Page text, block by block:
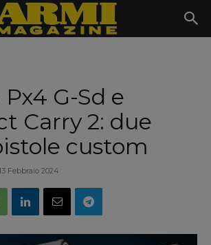
G-Sd e
Carry 2: due
custom
Febbraio 2024